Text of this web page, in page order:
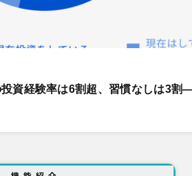
資経験率は6割超、習慣なしは3割